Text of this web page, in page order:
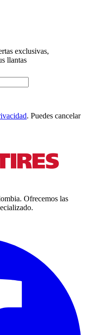
exclusivas,
llantas
. Puedes cancelar
Ofrecemos las